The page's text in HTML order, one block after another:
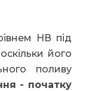
НВ під
його
поливу
- початку